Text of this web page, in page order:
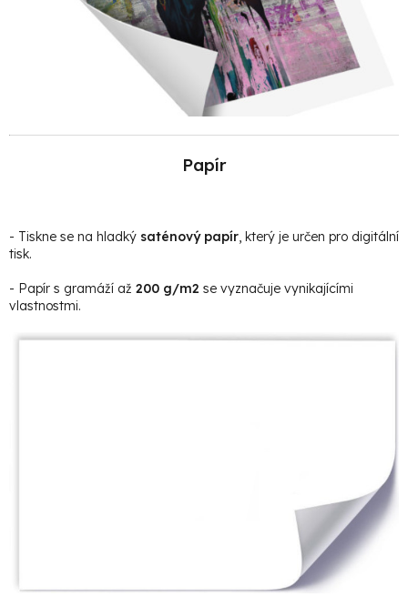
Papír
- Tiskne se na hladký saténový papír, který je určen pro digitální
tisk.
- Papír s gramáží až 200 g/m2 se vyznačuje vynikajícími
vlastnostmi.